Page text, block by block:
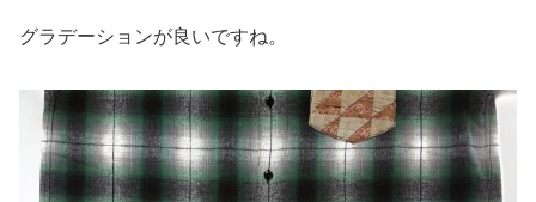
グラデーションが良いですね。